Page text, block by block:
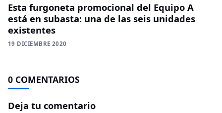
Esta furgoneta promocional del Equipo A
está en subasta: una de las seis unidades
existentes
19 DICIEMBRE 2020
0 COMENTARIOS
Deja tu comentario